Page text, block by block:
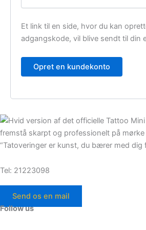
Et link til en side, hvor du kan
adgangskode, vil blive sendt til din
Opret en kundekonto
“Tatoveringer er kunst, du bærer med dig
Tel: 21223098
Send os en mail
Follow us